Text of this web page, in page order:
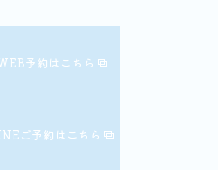
式サイトに記載されている
合は電話で直接問い合わせ
かも重要な確認ポイントと
予約はこちら
ご予約はこちら